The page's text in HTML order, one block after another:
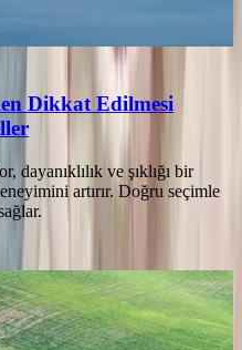
Dikkat Edilmesi
ve şıklığı bir
artırır. Doğru seçimle